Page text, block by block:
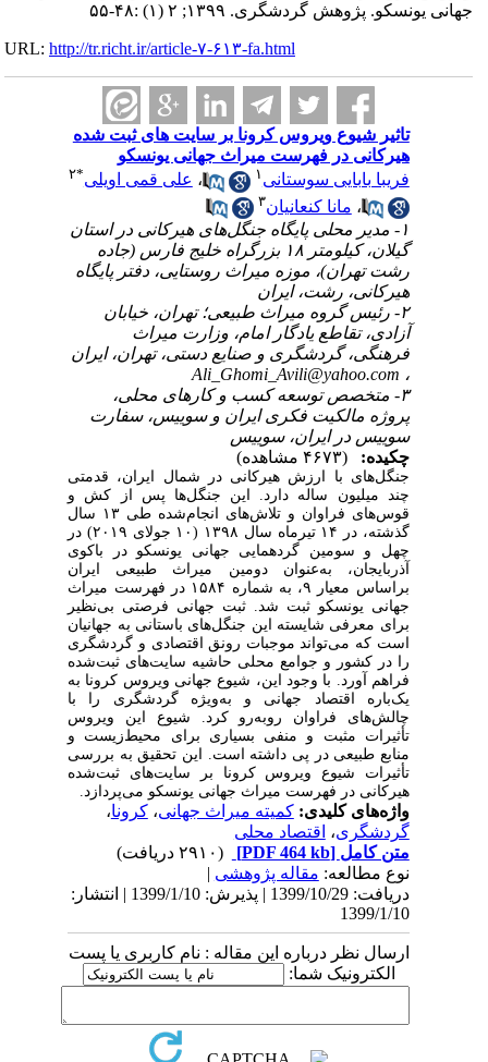
جهانی یونسکو. پژوهش گردشگری. ۱۳۹۹; ۲ (۱) :۴۸-۵۵
URL:http://tr.richt.ir/article-۷-۶۱۳-fa.html
تاثیر شیوع ویروس کرونا بر سایت های ثبت شده
هیرکانی در فهرست میراث جهانی یونسکو
فریبا بابایی سوستانی
،علی قمی اویلی ۲
،مانا کنعانیان ۳
۱- مدیر محلی پایگاه جنگل‌های هیرکانی در استان
گیلان، کیلومتر ۱۸ بزرگراه خلیج فارس (جاده
رشت تهران)، موزه میراث روستایی، دفتر پایگاه
هیرکانی، رشت، ایران
۲- رئیس گروه میراث طبیعی؛ تهران، خیابان
آزادی، تقاطع یادگار امام، وزارت میراث
فرهنگی، گردشگری و صنایع دستی، تهران، ایران
Ali_Ghomi_Avili@yahoo.com
۳- متخصص توسعه کسب و کارهای محلی،
پروژه مالکیت فکری ایران و سوییس، سفارت
سوییس در ایران، سوییس
چکیده:
جنگل‌های با ارزش هیرکانی در شمال ایران، قدمتی
چند میلیون ساله دارد. این جنگل‌ها پس از کش و
قوس‌های فراوان و تلاش‌های انجام‌شده طی ۱۳ سال
گذشته، در ۱۴ تیرماه سال ۱۳۹۸ (۱۰ جولای ۲۰۱۹) در
چهل و سومین گردهمایی جهانی یونسکو در باکوی
آذربایجان، به‌عنوان دومین میراث طبیعی ایران
براساس معیار ۹، به شماره ۱۵۸۴ در فهرست میراث
جهانی یونسکو ثبت شد. ثبت جهانی فرصتی بی‌نظیر
برای معرفی شایسته این جنگل‌های باستانی به جهانیان
است که می‌تواند موجبات رونق اقتصادی و گردشگری
را در کشور و جوامع محلی حاشیه سایت‌های ثبت‌شده
فراهم آورد. با وجود این، شیوع جهانی ویروس کرونا به
یک‌باره اقتصاد جهانی و به‌ویژه گردشگری را با
چالش‌های فراوان روبه‌رو کرد. شیوع این ویروس
تأثیرات مثبت و منفی بسیاری برای محیط‌زیست و
منابع طبیعی در پی داشته است. این تحقیق به بررسی
تأثیرات شیوع ویروس کرونا بر سایت‌های ثبت‌شده
هیرکانی در فهرست میراث جهانی یونسکو می‌پردازد.
واژه‌های کلیدی:کمیته میراث جهانی،کرونا،
گردشگری،اقتصاد محلی
متن کامل[PDF 464 kb]
نوع مطالعه:مقاله پژوهشی|
دریافت: 1399/10/29 | پذیرش: 1399/1/10 | انتشار:
1399/1/10
ارسال نظر درباره این مقاله : نام کاربری یا پست
الکترونیک شما: